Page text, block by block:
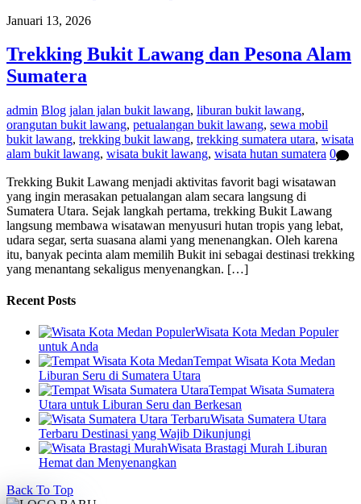
Januari 13, 2026
Trekking Bukit Lawang dan Pesona Alam
Sumatera
admin Blog jalan jalan bukit lawang, liburan bukit lawang,
orangutan bukit lawang, petualangan bukit lawang, sewa mobil
bukit lawang, trekking bukit lawang, trekking sumatera utara, wisata
alam bukit lawang, wisata bukit lawang, wisata hutan sumatera 0
Trekking Bukit Lawang menjadi aktivitas favorit bagi wisatawan
yang ingin merasakan petualangan alam secara langsung di
Sumatera Utara. Sejak langkah pertama, trekking Bukit Lawang
langsung membawa wisatawan menyusuri hutan tropis yang lebat,
udara segar, serta suasana alami yang menenangkan. Oleh karena
itu, banyak pecinta alam memilih Bukit ini sebagai destinasi trekking
yang menantang sekaligus menyenangkan. […]
Recent Posts
Wisata Kota Medan Populer
untuk Anda
Tempat Wisata Kota Medan
Liburan Seru di Sumatera Utara
Tempat Wisata Sumatera
Utara untuk Liburan Seru dan Berkesan
Wisata Sumatera Utara
Terbaru Destinasi yang Wajib Dikunjungi
Wisata Brastagi Murah Liburan
Hemat dan Menyenangkan
Back To Top